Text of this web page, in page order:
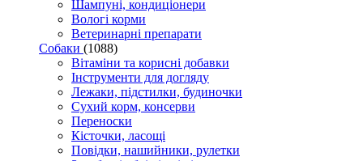
Шампуні, кондиціонери
Вологі корми
Ветеринарні препарати
Собаки (1088)
Вітаміни та корисні добавки
Інструменти для догляду
Лежаки, підстилки, будиночки
Сухий корм, консерви
Переноски
Кісточки, ласощі
Повідки, нашийники, рулетки